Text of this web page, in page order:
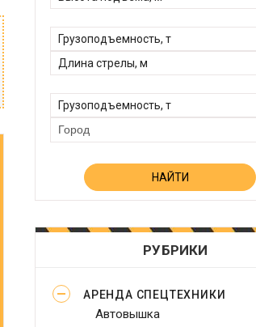
Город
РУБРИКИ
АРЕНДА СПЕЦТЕХНИКИ
Автовышка